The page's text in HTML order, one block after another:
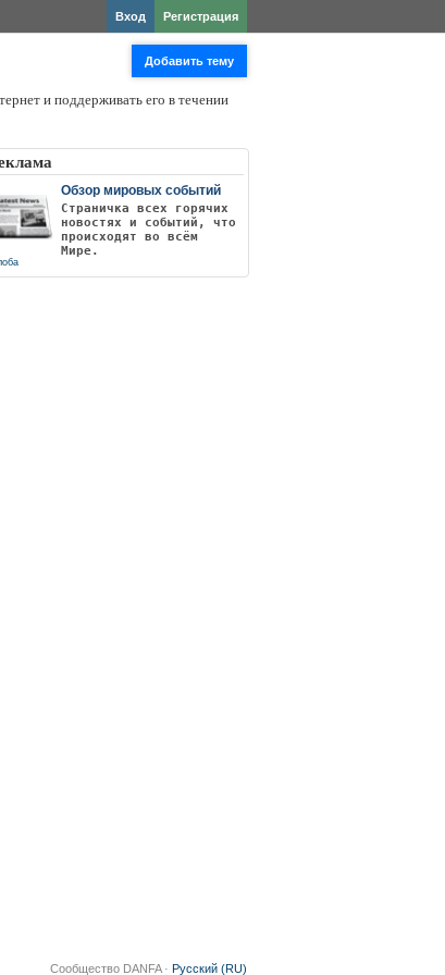
Регистрация
Вход
Добавить тему
и поддерживать его в течении
Обзор мировых событий
Страничка всех горячих
новостях и событий, что
происходят во всём
Мире.
Сообщество DANFA · Русский (RU)